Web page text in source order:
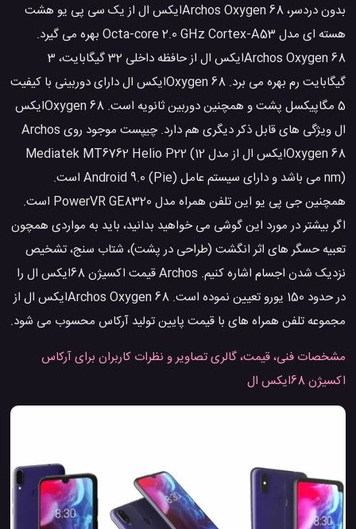
بدون دردسر، Archos Oxygen 68ایکس ال از یک سی پی یو هشت
هسته ای مدل Octa-core 2.0 GHz Cortex-A53 بهره می گیرد.
Archos Oxygen 68ایکس ال از حافظه داخلی 32 گیگابایت، 3
گیگابایت رم بهره می برد. Oxygen 68ایکس ال دارای دوربینی با کیفیت
5 مگاپیکسل پشت و همچنین دوربین ثانویه است. Oxygen 68ایکس
ال ویژگی های قابل ذکر دیگری هم دارد. چیپست موجود روی Archos
Oxygen 68ایکس ال از مدل Mediatek MT6762 Helio P22 (12
nm) می باشد و دارای سیستم عامل Android 9.0 (Pie) است.
همچنین جی پی یو این تلفن همراه مدل PowerVR GE8320 است.
اگر بیشتر در مورد این گوشی می خواهید بدانید، باید به مواردی همچون
تعبیه حسگر های اثر انگشت (طراحی در پشت)، شتاب سنج، تشخیص
نزدیک شدن اجسام اشاره کنیم. Archos قیمت اکسیژن 68ایکس ال را
در حدود 150 یورو تعیین نموده است. Archos Oxygen 68ایکس ال از
مجموعه تلفن همراه های با قیمت پایین تولید آرکاس محسوب می شود.
مشخصات فنی، قیمت، گالری تصاویر و نظرات کاربران برای آرکاس
اکسیژن 68ایکس ال